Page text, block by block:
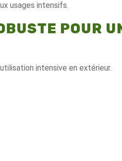
usages intensifs.
POUR
intensive en extérieur.